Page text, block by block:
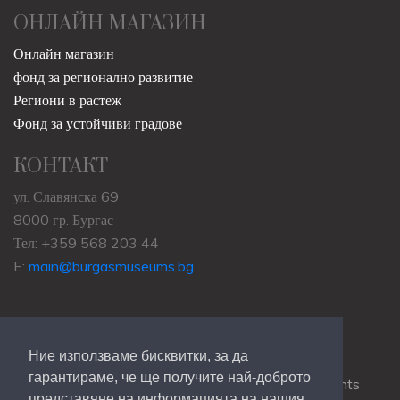
Ние използваме бисквитки, за да
гарантираме, че ще получите най-доброто
ОНЛАЙН МАГАЗИН
Онлайн магазин
фонд за регионално развитие
Региони в растеж
Фонд за устойчиви градове
КОНТАКТ
ул. Славянска 69
8000 гр. Бургас
Тел: +359 568 203 44
E: main@burgasmuseums.bg
Copyrights © 2009-2021 RHM Burgas, All Rights